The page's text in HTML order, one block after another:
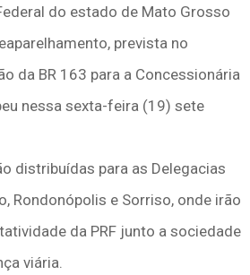
do estado de Mato Grosso
prevista no
da BR 163 para a Concessionária
nessa sexta-feira (19) sete
distribuídas para as Delegacias
Rondonópolis e Sorriso, onde irão
da PRF junto a sociedade
viária.